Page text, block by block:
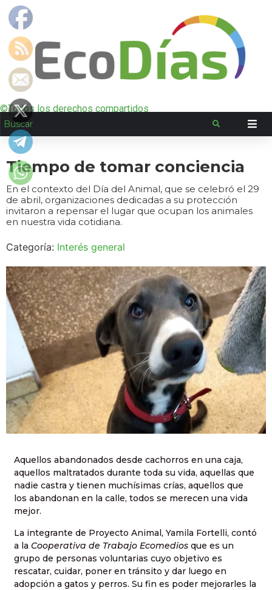
©Todos los derechos compartidos
Tiempo de tomar conciencia
En el contexto del Día del Animal, que se celebró el 29
de abril, organizaciones dedicadas a su protección
invitaron a repensar el lugar que ocupan los animales
en nuestra vida cotidiana.
Categoría: Interés general
Aquellos abandonados desde cachorros en una caja,
aquellos maltratados durante toda su vida, aquellas que
nadie castra y tienen muchísimas crías, aquellos que
los abandonan en la calle, todos se merecen una vida
mejor.
La integrante de Proyecto Animal, Yamila Fortelli, contó
a la Cooperativa de Trabajo Ecomedios que es un
grupo de personas voluntarias cuyo objetivo es
rescatar, cuidar, poner en tránsito y dar luego en
adopción a gatos y perros. Su fin es poder mejorarles la